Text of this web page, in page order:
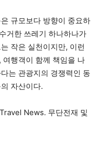
규모보다 방향이 중요하
거한 쓰레기 하나하나가
작은 실천이지만, 이런
행객이 함께 책임을 나
는 관광지의 경쟁력인 동
자산이다.
News. 무단전재 및